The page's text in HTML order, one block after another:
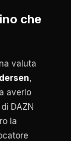
che
valuta
,
averlo
DAZN
la